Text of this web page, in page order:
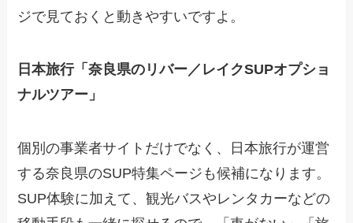
ジで見ておくと動きやすいですよ。
日本旅行「奈良県のリバー／レイクSUPオプショ
ナルツアー」
個別の事業者サイトだけでなく、日本旅行が運営
する奈良県のSUP特集ページも候補になります。
SUP体験に加えて、観光バスやレンタカーなどの